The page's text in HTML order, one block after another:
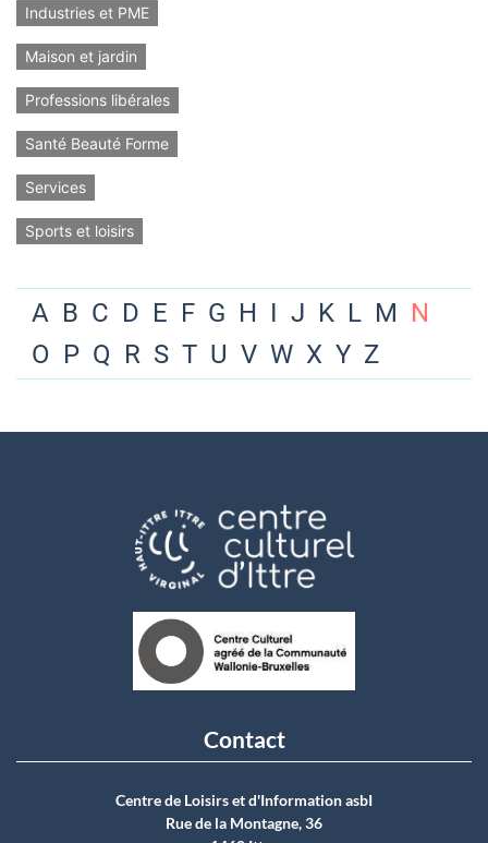
Industries et PME
Maison et jardin
Professions libérales
Santé Beauté Forme
Services
Sports et loisirs
A B C D E F G H I J K L M N
O P Q R S T U V W X Y Z
Contact
Centre de Loisirs et d'Information asbI
Rue de la Montagne, 36